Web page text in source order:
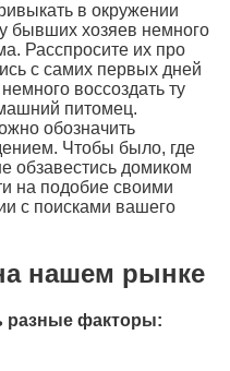
в окружении
бывших хозяев немного
Расспросите их про
с самих первых дней
воссоздать ту
питомец.
обозначить
Чтобы было, где
обзавестись домиком
на подобие своими
с поисками вашего
нашем рынке
разные факторы: